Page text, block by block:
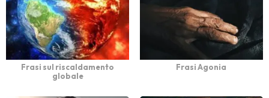
Frasi sul riscaldamento
globale
Frasi Agonia